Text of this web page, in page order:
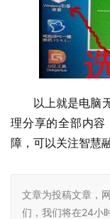
以上就是电脑
理分享的全部内容
障，可以关注智慧
文章为投稿文章，
们，我们将在24小